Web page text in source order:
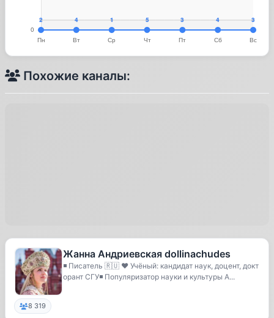
Похожие каналы:
Жанна Андриевская dollinachudes
◾️ Писатель 🇷🇺 ❤️ Учёный: кандидат наук, доцент, докт
орант СГУ◾️ Популяризатор науки и культуры А...
8 319